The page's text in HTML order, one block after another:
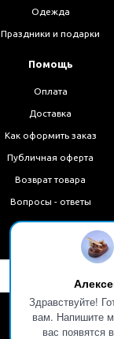
Здравствуйте!
вам. Напишите
вас появятся
Одежда
Праздники и подарки
Помощь
Оплата
Доставка
Как оформить заказ
Публичная оферта
Возврат товара
Вопросы - ответы